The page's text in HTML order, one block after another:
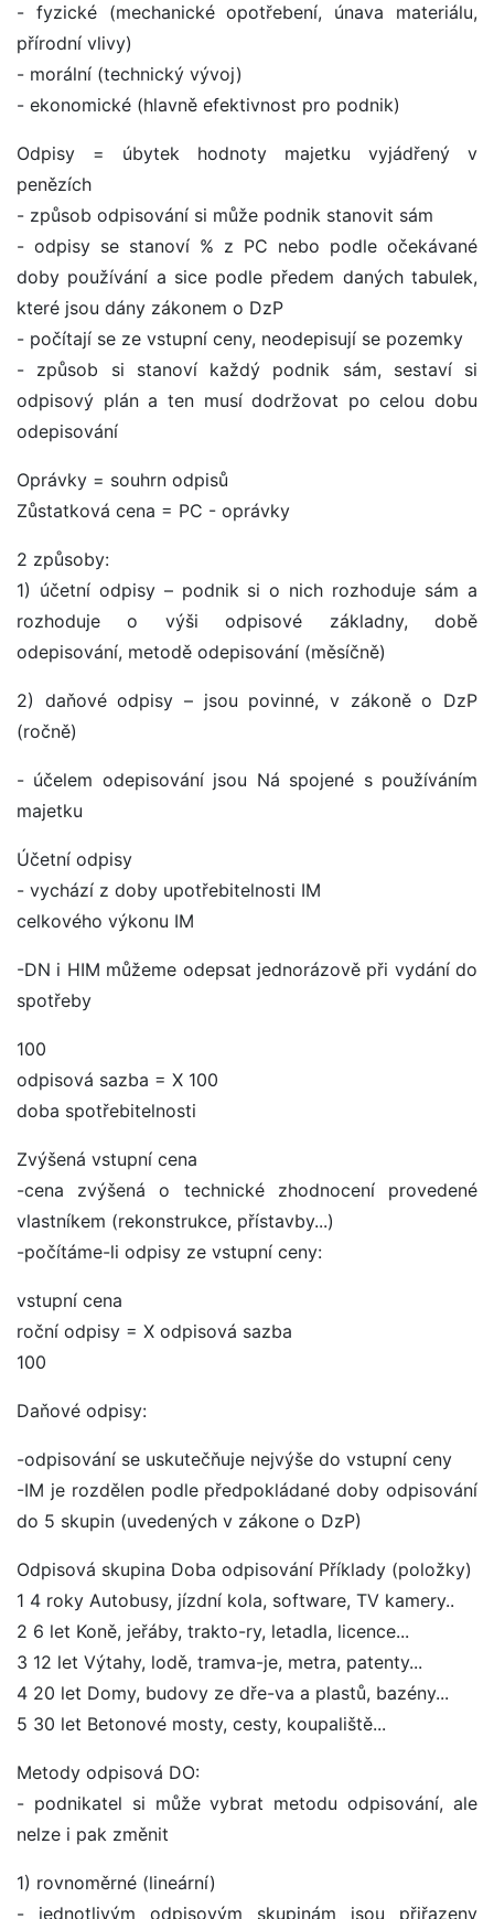
- fyzické (mechanické opotřebení, únava materiálu,
přírodní vlivy)
- morální (technický vývoj)
- ekonomické (hlavně efektivnost pro podnik)
Odpisy = úbytek hodnoty majetku vyjádřený v
penězích
- způsob odpisování si může podnik stanovit sám
- odpisy se stanoví % z PC nebo podle očekávané
doby používání a sice podle předem daných tabulek,
které jsou dány zákonem o DzP
- počítají se ze vstupní ceny, neodepisují se pozemky
- způsob si stanoví každý podnik sám, sestaví si
odpisový plán a ten musí dodržovat po celou dobu
odepisování
Oprávky = souhrn odpisů
Zůstatková cena = PC - oprávky
2 způsoby:
1) účetní odpisy – podnik si o nich rozhoduje sám a
rozhoduje o výši odpisové základny, době
odepisování, metodě odepisování (měsíčně)
2) daňové odpisy – jsou povinné, v zákoně o DzP
(ročně)
- účelem odepisování jsou Ná spojené s používáním
majetku
Účetní odpisy
- vychází z doby upotřebitelnosti IM
celkového výkonu IM
-DN i HIM můžeme odepsat jednorázově při vydání do
spotřeby
100
odpisová sazba = X 100
doba spotřebitelnosti
Zvýšená vstupní cena
-cena zvýšená o technické zhodnocení provedené
vlastníkem (rekonstrukce, přístavby...)
-počítáme-li odpisy ze vstupní ceny:
vstupní cena
roční odpisy = X odpisová sazba
100
Daňové odpisy:
-odpisování se uskutečňuje nejvýše do vstupní ceny
-IM je rozdělen podle předpokládané doby odpisování
do 5 skupin (uvedených v zákone o DzP)
Odpisová skupina Doba odpisování Příklady (položky)
1 4 roky Autobusy, jízdní kola, software, TV kamery..
2 6 let Koně, jeřáby, trakto-ry, letadla, licence...
3 12 let Výtahy, lodě, tramva-je, metra, patenty...
4 20 let Domy, budovy ze dře-va a plastů, bazény...
5 30 let Betonové mosty, cesty, koupaliště...
Metody odpisová DO:
- podnikatel si může vybrat metodu odpisování, ale
nelze i pak změnit
1) rovnoměrné (lineární)
- jednotlivým odpisovým skupinám jsou přiřazeny